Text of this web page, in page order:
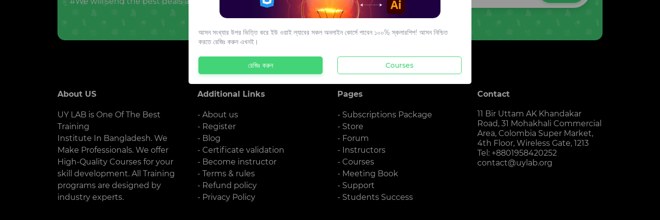
About US
UY LAB is One Of The Best
Training
Institute In Bangladesh. We
Make Professionals. We offer
High-Quality Courses for your
skill development. All Training
programs are designed by
industry experts.
Additional Links
- About us
- Register
- Blog
- Certificate validation
- Become instructor
- Terms & rules
- Refund policy
- Privacy Policy
Pages
- Subscriptions Package
- Store
- Forum
- Instructors
- Courses
- Meeting Book
- Support
- Students Success
Contact
11 Bir Uttam AK Khandakar
Road, 31 Mohakhali Commercial
Area, Colombia Super Market,
4th Floor, Wireless Gate, 1213
Tel: +8801958420252
contact@uylab.org
আসন সংখ্যার উপর ভিত্তি করে ইউ ওয়াই ল্যাবের সকল অনলাইন কোর্সে পাবেন ১০০% স্কলারশিপ! আসন নিশ্চিত
করতে রেজিঃ করুন এখনই।
রেজিঃ করুন Courses